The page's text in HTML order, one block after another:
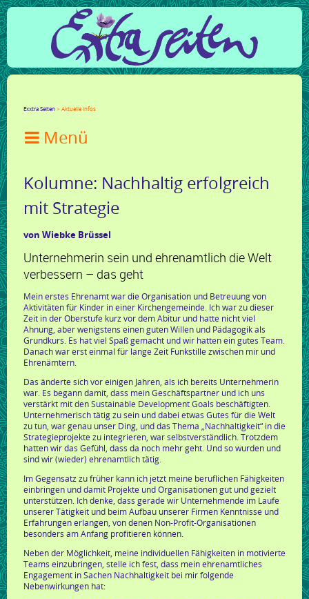
Exxtra Seiten Aktuelle Infos

Kolumne: Nachhaltig erfolgreich
mit Strategie
von Wiebke Brüssel
Unternehmerin sein und ehrenamtlich die Welt
verbessern – das geht
Mein erstes Ehrenamt war die Organisation und Betreuung von
Aktivitäten für Kinder in einer Kirchengemeinde. Ich war zu dieser
Zeit in der Oberstufe kurz vor dem Abitur und hatte nicht viel
Ahnung, aber wenigstens einen guten Willen und Pädagogik als
Grundkurs. Es hat viel Spaß gemacht und wir hatten ein gutes Team.
Danach war erst einmal für lange Zeit Funkstille zwischen mir und
Ehrenämtern.
Das änderte sich vor einigen Jahren, als ich bereits Unternehmerin
war. Es begann damit, dass mein Geschäftspartner und ich uns
verstärkt mit den Sustainable Development Goals beschäftigten.
Unternehmerisch tätig zu sein und dabei etwas Gutes für die Welt
zu tun, war genau unser Ding, und das Thema „Nachhaltigkeit“ in die
Strategieprojekte zu integrieren, war selbstverständlich. Trotzdem
hatten wir das Gefühl, dass da noch mehr geht. Und so wurden und
sind wir (wieder) ehrenamtlich tätig.
Im Gegensatz zu früher kann ich jetzt meine beruflichen Fähigkeiten
einbringen und damit Projekte und Organisationen gut und gezielt
unterstützen. Ich denke, dass gerade wir Unternehmende im Laufe
unserer Tätigkeit und beim Aufbau unserer Firmen Kenntnisse und
Erfahrungen erlangen, von denen Non-Profit-Organisationen
besonders am Anfang profitieren können.
Neben der Möglichkeit, meine individuellen Fähigkeiten in motivierte
Teams einzubringen, stelle ich fest, dass mein ehrenamtliches
Engagement in Sachen Nachhaltigkeit bei mir folgende
Nebenwirkungen hat: